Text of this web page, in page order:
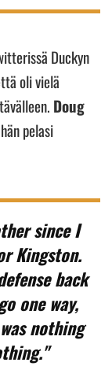
Duckyn
oli vielä
Doug
pelasi
since I
Kingston.
back
one way,
nothing